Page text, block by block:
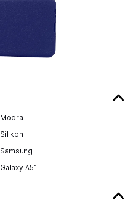
Modra
Silikon
Samsung
Galaxy A51